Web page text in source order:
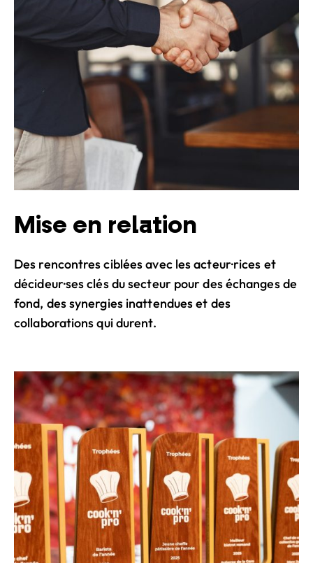
Mise en relation
Des rencontres ciblées avec les acteur·rices et
décideur·ses clés du secteur pour des échanges de
fond, des synergies inattendues et des
collaborations qui durent.